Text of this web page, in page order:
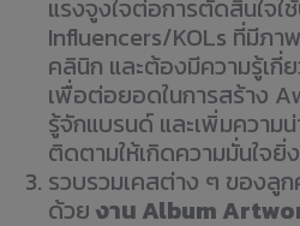
แรงจูงใจต่อการตัดสินใจใ
Influencers/KOLs ที่มีภ
คลินิก และต้องมีความรู้เ
เพื่อต่อยอดในการสร้าง
รู้จักแบรนด์ และเพิ่มความ
ติดตามให้เกิดความมั่นใจยิ่
รวบรวมเคสต่าง ๆ ของลู
ด้วยงาน Album